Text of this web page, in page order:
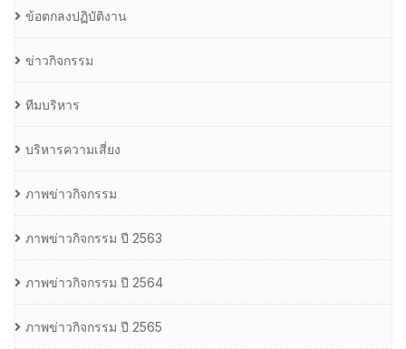
ข้อตกลงปฏิบัติงาน
ข่าวกิจกรรม
ทีมบริหาร
บริหารความเสี่ยง
ภาพข่าวกิจกรรม
ภาพข่าวกิจกรรม ปี 2563
ภาพข่าวกิจกรรม ปี 2564
ภาพข่าวกิจกรรม ปี 2565